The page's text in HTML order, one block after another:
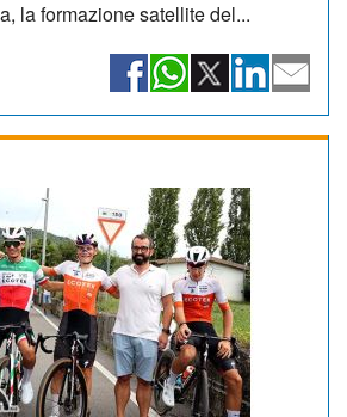
la formazione satellite del...